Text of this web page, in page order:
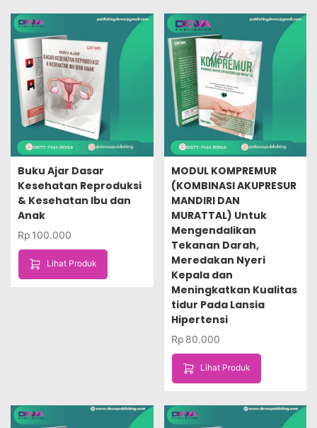
Buku Ajar Dasar
Kesehatan Reproduksi
& Kesehatan Ibu dan
Anak
Rp 100.000
Lihat Produk
MODUL KOMPREMUR
(KOMBINASI AKUPRESUR
MANDIRI DAN
MURATTAL) Untuk
Mengendalikan
Tekanan Darah,
Meredakan Nyeri
Kepala dan
Meningkatkan Kualitas
tidur Pada Lansia
Hipertensi
Rp 80.000
Lihat Produk